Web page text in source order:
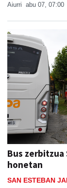
Aiurri abu 07, 07:00
Bus
honetan
SAN ESTEBAN